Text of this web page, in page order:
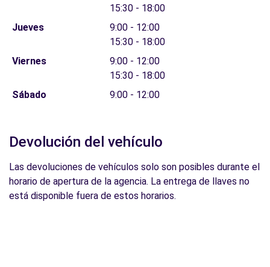
15:30 - 18:00
Jueves
9:00 - 12:00
15:30 - 18:00
Viernes
9:00 - 12:00
15:30 - 18:00
Sábado
9:00 - 12:00
Devolución del vehículo
Las devoluciones de vehículos solo son posibles durante el
horario de apertura de la agencia. La entrega de llaves no
está disponible fuera de estos horarios.